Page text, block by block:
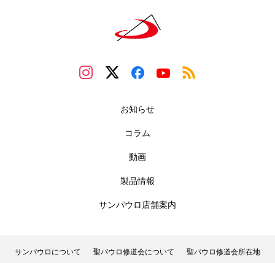
お知らせ
コラム
動画
製品情報
サンパウロ店舗案内
サンパウロについて 聖パウロ修道会について
聖パウロ修道会所在地